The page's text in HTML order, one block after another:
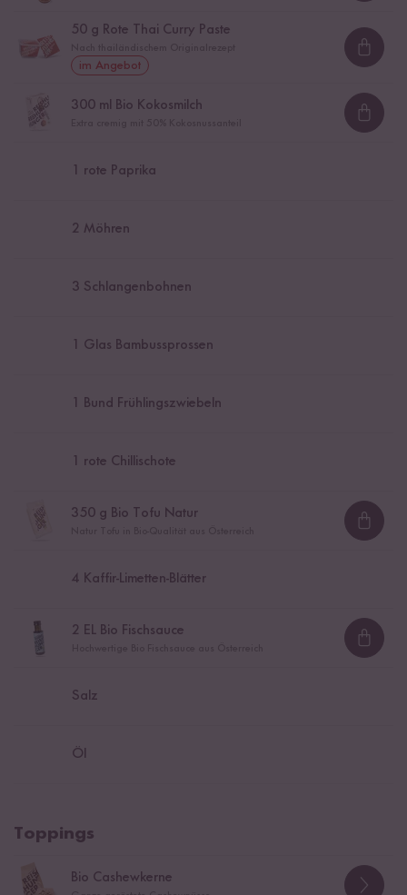
50 g Rote Thai Curry Paste
im Angebot
300 ml Bio Kokosmilch
1 rote Paprika
2 Möhren
3 Schlangenbohnen
1 Glas Bambussprossen
1 Bund Frühlingszwiebeln
1 rote Chillischote
350 g Bio Tofu Natur
4 Kaffir-Limetten-Blätter
2 EL Bio Fischsauce
Salz
Öl
Toppings
Bio Cashewkerne